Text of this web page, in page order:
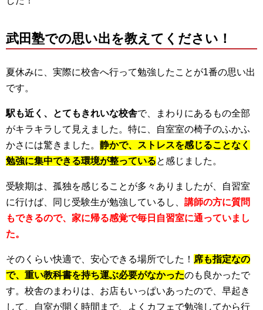
武田塾での思い出を教えてください！
夏休みに、実際に校舎へ行って勉強したことが1番の思い出
です。
駅も近く、とてもきれいな校舎で、まわりにあるもの全部
がキラキラして見えました。特に、自室室の椅子のふかふ
かさには驚きました。 静かで、ストレスを感じることなく
勉強に集中できる環境が整っていると感じました。
受験期は、孤独を感じることが多々ありましたが、自習室
に行けば、同じ受験生が勉強しているし、 講師の方に質問
もできるので、家に帰る感覚で毎日自習室に通っていまし
た。
そのくらい快適で、安心できる場所でした！ 席も指定なの
で、重い教科書を持ち運ぶ必要がなかったのも良かったで
す。校舎のまわりは、お店もいっぱいあったので、早起き
して、自室が開く時間まで、よくカフェで勉強してから行